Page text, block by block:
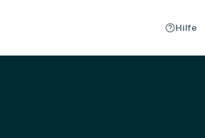
Hilfe